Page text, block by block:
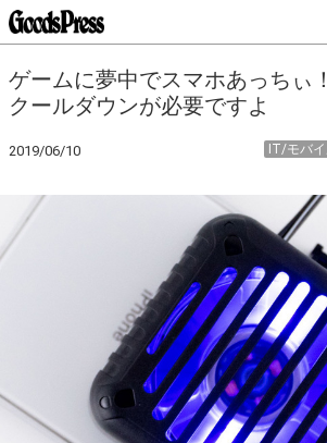
ゲームに夢中でスマホあっちぃ
クールダウンが必要ですよ
2019/06/10 IT/モバ